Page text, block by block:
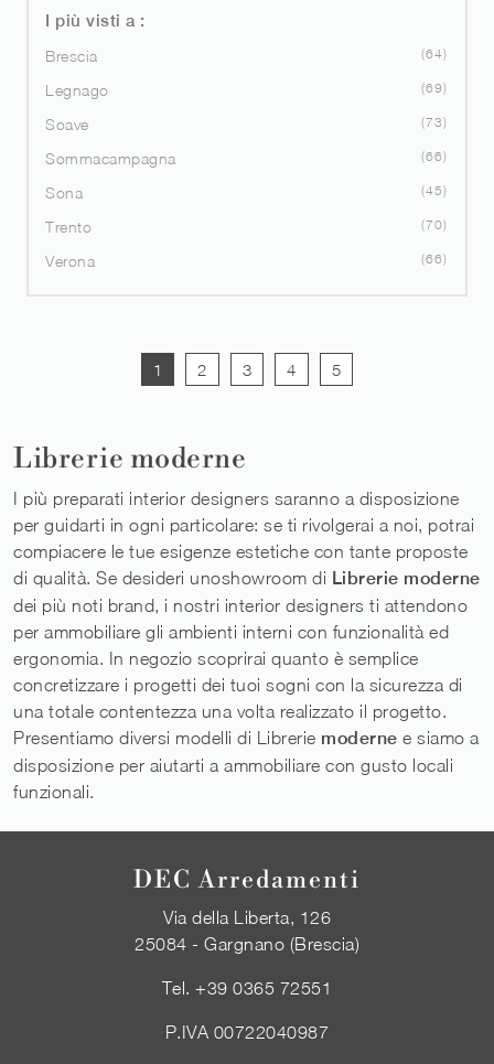
I più visti a :
Brescia
64
Legnago 69
Soave 73
Sommacampagna 66
Sona 45
Trento 70
Verona 66
1 2 3 4 5
Librerie moderne
I più preparati interior designers saranno a disposizione
per guidarti in ogni particolare: se ti rivolgerai a noi, potrai
compiacere le tue esigenze estetiche con tante proposte
di qualità. Se desideri unoshowroom di Librerie moderne
dei più noti brand, i nostri interior designers ti attendono
per ammobiliare gli ambienti interni con funzionalità ed
ergonomia. In negozio scoprirai quanto è semplice
concretizzare i progetti dei tuoi sogni con la sicurezza di
una totale contentezza una volta realizzato il progetto.
Presentiamo diversi modelli di Librerie moderne e siamo a
disposizione per aiutarti a ammobiliare con gusto locali
funzionali.
DEC Arredamenti
Via della Liberta, 126
25084 - Gargnano (Brescia)
Tel.+39 0365 72551
P.IVA 00722040987